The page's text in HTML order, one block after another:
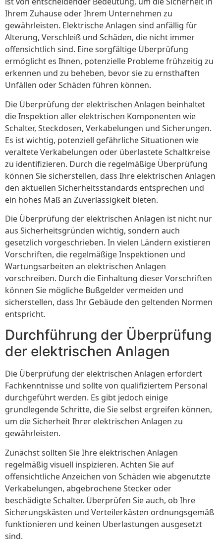
Ihrem Zuhause oder Ihrem Unternehmen zu
gewährleisten. Elektrische Anlagen sind anfällig für
Alterung, Verschleiß und Schäden, die nicht immer
offensichtlich sind. Eine sorgfältige Überprüfung
ermöglicht es Ihnen, potenzielle Probleme frühzeitig zu
erkennen und zu beheben, bevor sie zu ernsthaften
Unfällen oder Schäden führen können.
Die Überprüfung der elektrischen Anlagen beinhaltet
die Inspektion aller elektrischen Komponenten wie
Schalter, Steckdosen, Verkabelungen und Sicherungen.
Es ist wichtig, potenziell gefährliche Situationen wie
veraltete Verkabelungen oder überlastete Schaltkreise
zu identifizieren. Durch die regelmäßige Überprüfung
können Sie sicherstellen, dass Ihre elektrischen Anlagen
den aktuellen Sicherheitsstandards entsprechen und
ein hohes Maß an Zuverlässigkeit bieten.
Die Überprüfung der elektrischen Anlagen ist nicht nur
aus Sicherheitsgründen wichtig, sondern auch
gesetzlich vorgeschrieben. In vielen Ländern existieren
Vorschriften, die regelmäßige Inspektionen und
Wartungsarbeiten an elektrischen Anlagen
vorschreiben. Durch die Einhaltung dieser Vorschriften
können Sie mögliche Bußgelder vermeiden und
sicherstellen, dass Ihr Gebäude den geltenden Normen
entspricht.
Durchführung der Überprüfung
der elektrischen Anlagen
Die Überprüfung der elektrischen Anlagen erfordert
Fachkenntnisse und sollte von qualifiziertem Personal
durchgeführt werden. Es gibt jedoch einige
grundlegende Schritte, die Sie selbst ergreifen können,
um die Sicherheit Ihrer elektrischen Anlagen zu
gewährleisten.
Zunächst sollten Sie Ihre elektrischen Anlagen
regelmäßig visuell inspizieren. Achten Sie auf
offensichtliche Anzeichen von Schäden wie abgenutzte
Verkabelungen, abgebrochene Stecker oder
beschädigte Schalter. Überprüfen Sie auch, ob Ihre
Sicherungskästen und Verteilerkästen ordnungsgemäß
funktionieren und keinen Überlastungen ausgesetzt
sind.